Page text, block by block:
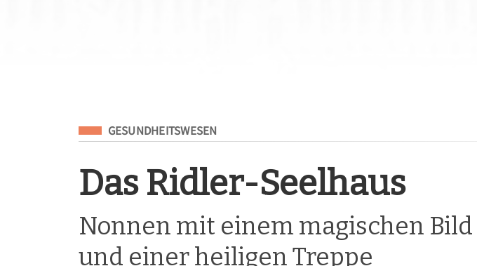
Eingeordnet unter
GESUNDHEITSWESEN
Das Ridler-Seelhaus
Nonnen mit einem magischen Bild
und einer heiligen Treppe